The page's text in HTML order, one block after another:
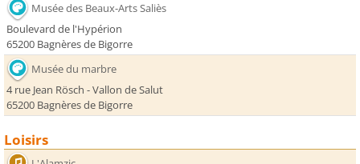
Musée des Beaux-Arts Saliès
Boulevard de l'Hypérion
65200 Bagnères de Bigorre
Musée du marbre
4 rue Jean Rösch - Vallon de Salut
65200 Bagnères de Bigorre
Loisirs